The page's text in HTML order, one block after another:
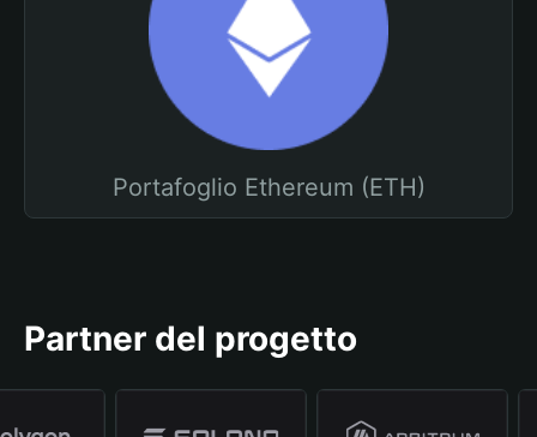
Portafoglio Ethereum (ETH)
Partner del progetto